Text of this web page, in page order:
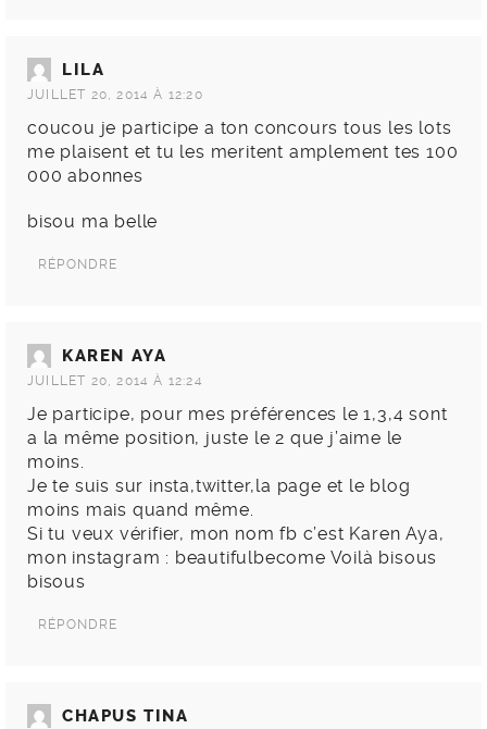
LILA
JUILLET 20, 2014 À 12:20
coucou je participe a ton concours tous les lots
me plaisent et tu les meritent amplement tes 100
000 abonnes
bisou ma belle
RÉPONDRE
KAREN AYA
JUILLET 20, 2014 À 12:24
Je participe, pour mes préférences le 1,3,4 sont
a la même position, juste le 2 que j’aime le
moins.
Je te suis sur insta,twitter,la page et le blog
moins mais quand même.
Si tu veux vérifier, mon nom fb c’est Karen Aya,
mon instagram : beautifulbecome Voilà bisous
bisous
RÉPONDRE
CHAPUS TINA